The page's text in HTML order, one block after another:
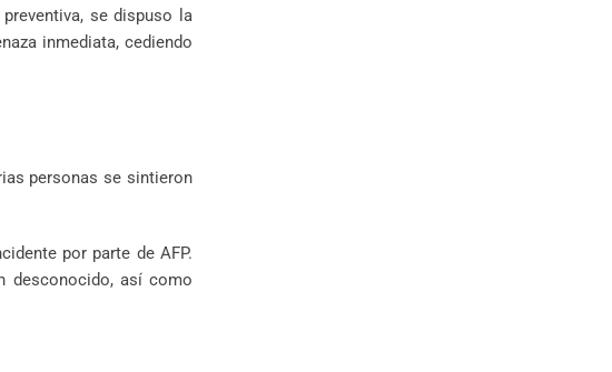
se dispuso la
inmediata, cediendo
personas se sintieron
por parte de AFP.
desconocido, así como